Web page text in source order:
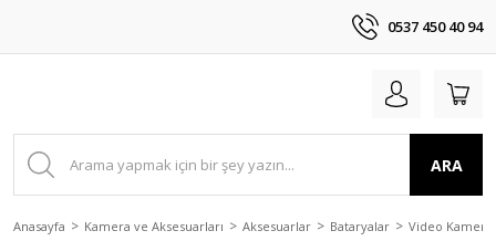
0537 450 40 94
ARA
Anasayfa Kamera ve Aksesuarları Aksesuarlar Bataryalar Video Kamera